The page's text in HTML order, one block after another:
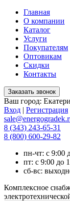
Главная
О компании
Каталог
Услуги
Покупателям
Оптовикам
Скидки
Контакты
Ваш город:
Вход | Регистрация
8 (343) 243-65-31
8 (800) 600-29-82
пн-чт: с 9:00
пт: с 9:00 до
сб-вс:
Комплексное